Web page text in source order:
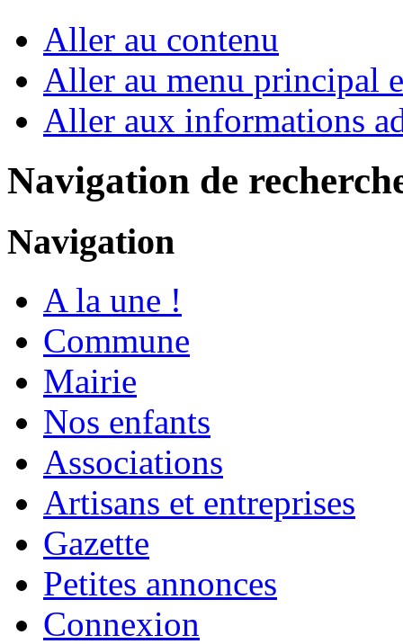
Aller au contenu
Aller au menu principal
Aller aux informations
Navigation de
Navigation
A la une !
Commune
Mairie
Nos enfants
Associations
Artisans et entreprises
Gazette
Petites annonces
Connexion